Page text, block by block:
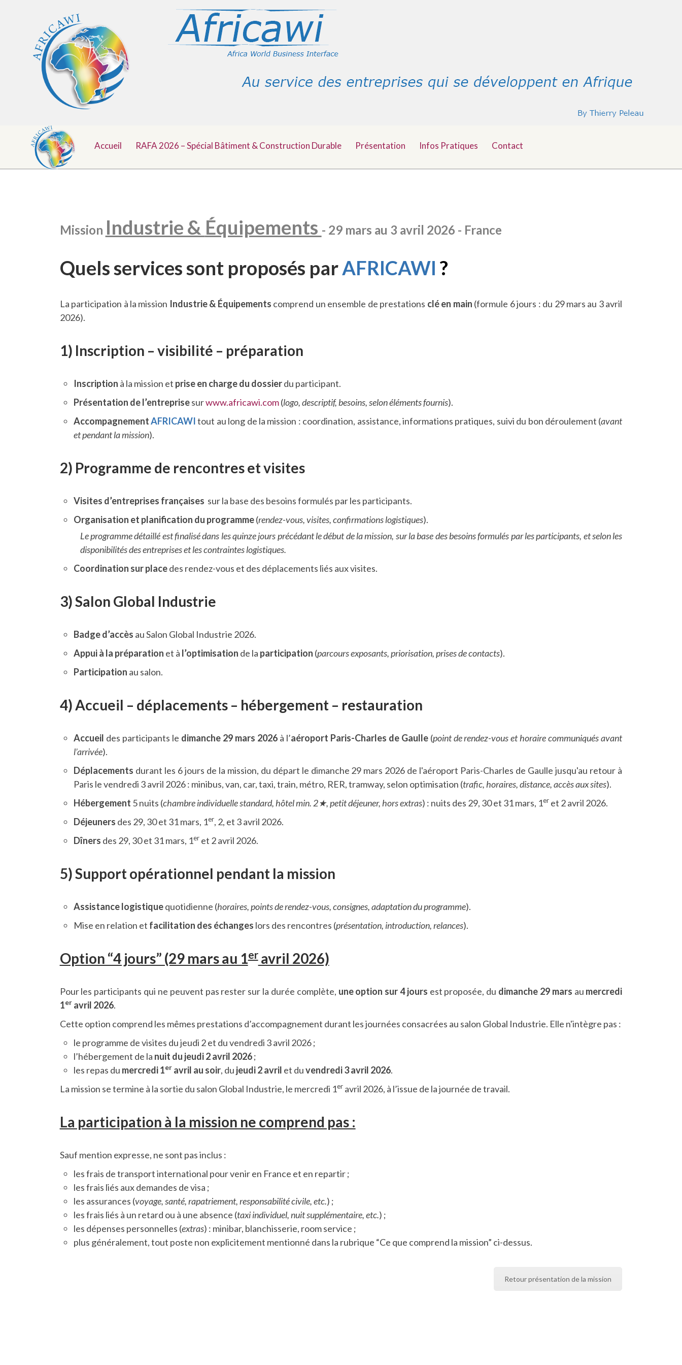
Top
Accueil RAFA 2026 – Spécial Bâtiment & Construction Durable Présentation Infos Pratiques Contact
Mission Industrie & Équipements - 29 mars au 3 avril 2026 - France
Quels services sont proposés parAFRICAWI ?
La participation à la mission Industrie & Équipements comprend un ensemble de prestations clé en main (formule 6 jours : du 29 mars au 3 avril
2026).
1) Inscription – visibilité – préparation
Inscription à la mission et prise en charge du dossierdu participant.
Présentation de l’entreprisesurwww.africawi.com(logo, descriptif, besoins, selon éléments fournis).
AccompagnementAFRICAWItout au long de la mission : coordination, assistance, informations pratiques, suivi du bon déroulement (avant
et pendant la mission).
2) Programme de rencontres et visites
Visites d’entreprises françaises sur la base des besoins formulés par les participants.
Organisation et planification du programme(rendez-vous, visites, confirmations logistiques).
Le programme détaillé est finalisé dans les quinze jours précédant le début de la mission, sur la base des besoins formulés par les participants, et selon les
disponibilités des entreprises et les contraintes logistiques.
Coordination sur placedes rendez-vous et des déplacements liés aux visites.
3) Salon Global Industrie
Badge d’accès au Salon Global Industrie 2026.
Appui à la préparation et à l’optimisation de la participation (parcours exposants, priorisation, prises de contacts).
Participation au salon.
4) Accueil – déplacements – hébergement – restauration
Accueil des participants le dimanche 29 mars 2026à l’aéroport Paris-Charles de Gaulle(point de rendez-vous et horaire communiqués avant
l’arrivée).
Déplacements durant les 6 jours de la mission, du départ le dimanche 29 mars 2026 de l'aéroport Paris-Charles de Gaulle jusqu'au retour à
Paris le vendredi 3 avril 2026 : minibus, van, car, taxi, train, métro, RER, tramway, selon optimisation (trafic, horaires, distance, accès aux sites).
Hébergement 5 nuits (chambre individuelle standard, hôtel min. 2★, petit déjeuner, hors extras) : nuits des 29, 30 et 31 mars, 1eret 2 avril 2026.
Déjeuners des 29, 30 et 31 mars, 1er, 2, et 3 avril 2026.
Dîners des 29, 30 et 31 mars, 1eret 2 avril 2026.
5) Support opérationnel pendant la mission
Assistance logistiquequotidienne (horaires, points de rendez-vous, consignes, adaptation du programme).
Mise en relation et facilitation des échanges lors des rencontres (présentation, introduction, relances).
Option “4 jours” (29 mars au 1eravril 2026)
Pour les participants qui ne peuvent pas rester sur la durée complète, une option sur 4 jours est proposée, du dimanche 29 mars au mercredi
1eravril 2026.
Cette option comprend les mêmes prestations d’accompagnement durant les journées consacrées au salon Global Industrie. Elle n'intègre pas :
le programme de visites du jeudi 2 et du vendredi 3 avril 2026 ;
l’hébergement de la nuit du jeudi 2 avril 2026;
les repas du mercredi 1eravril au soir, du jeudi 2 avril et duvendredi 3 avril 2026.
La mission se termine à la sortie du salon Global Industrie, le mercredi 1eravril 2026, à l’issue de la journée de travail.
La participation à la mission ne comprend pas :
Sauf mention expresse, ne sont pas inclus :
les frais de transport international pour venir en France et en repartir ;
les frais liés aux demandes de visa ;
les assurances (voyage, santé, rapatriement, responsabilité civile, etc.) ;
les frais liés à un retard ou à une absence (taxi individuel, nuit supplémentaire, etc.) ;
les dépenses personnelles (extras) : minibar, blanchisserie, room service ;
plus généralement, tout poste non explicitement mentionné dans la rubrique “Ce que comprend la mission” ci-dessus.
Retour présentation de la mission